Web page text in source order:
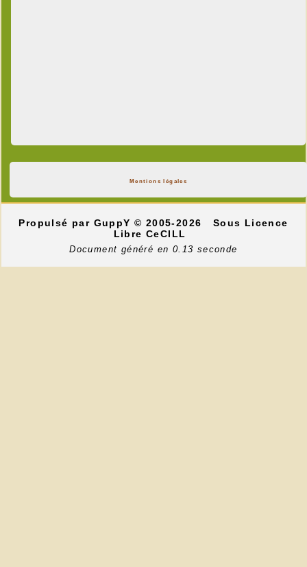
Mentions légales
Propulsé par GuppY© 2005-2026
Sous Licence
Libre CeCILL
Document généré en 0.13 seconde